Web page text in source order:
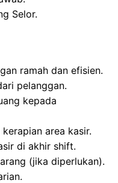
Selor.
ramah dan efisien.
pelanggan.
kepada
area kasir.
di akhir shift.
(jika diperlukan).